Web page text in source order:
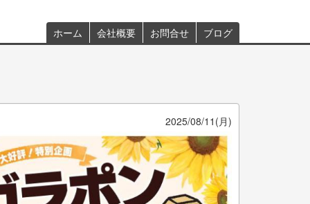
Main
ホーム 会社概要 お問合せ ブログ
2025/08/11(月)